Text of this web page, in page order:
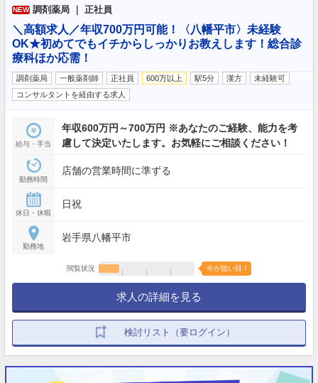
NEW 調剤薬局 ｜ 正社員
＼高額求人／年収700万円可能！〈八幡平市〉未経験
OK★初めてでもイチからしっかりお教えします！総合診
療科ほか応需！
調剤薬局 一般薬剤師 正社員 600万以上 駅5分 漢方
未経験可
コンサルタントを経由する求人
給与・手当
年収600万円～700万円 ※あなたのご経験、能力を考
慮して決定いたします。お気軽にご相談ください！
勤務時間
店舗の営業時間に準ずる
休日・休暇
日祝
勤務地
岩手県八幡平市
閲覧状況 今が狙い目！
求人の詳細を見る
検討リスト（要ログイン）